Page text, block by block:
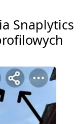
Snaplytics